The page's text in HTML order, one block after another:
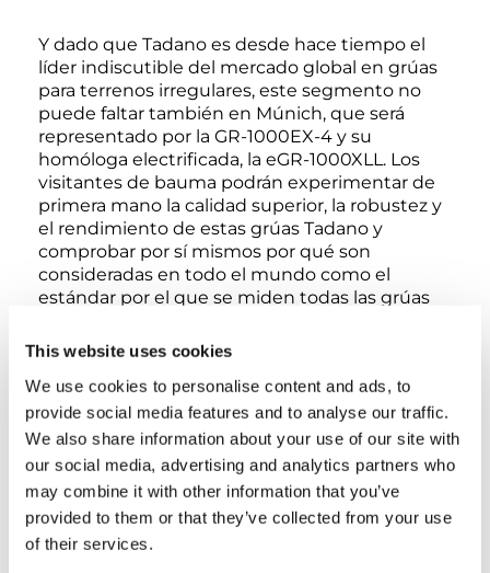
This website uses cookies
We use cookies to personalise content and ads, to
provide social media features and to analyse our traffic.
We also share information about your use of our site with
our social media, advertising and analytics partners who
may combine it with other information that you’ve
provided to them or that they’ve collected from your use
of their services.
Y dado que Tadano es desde hace tiempo el
líder indiscutible del mercado global en grúas
para terrenos irregulares, este segmento no
puede faltar también en Múnich, que será
representado por la GR-1000EX-4 y su
homóloga electrificada, la eGR-1000XLL. Los
visitantes de bauma podrán experimentar de
primera mano la calidad superior, la robustez y
el rendimiento de estas grúas Tadano y
comprobar por sí mismos por qué son
consideradas en todo el mundo como el
estándar por el que se miden todas las grúas
Soluciones y productos innovadores
impulsan la descarbonización
Con el lema «Nuestra verdadera misión: Cero
Emisiones», el Grupo Tadano tiene el objetivo
de reducir la huella de carbono de sus
actividades empresariales en todo el mundo
en un 25% y las de sus productos en un 35%